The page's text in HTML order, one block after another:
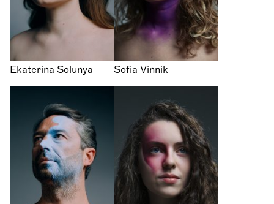
Ekaterina Solunya Sofia Vinnik